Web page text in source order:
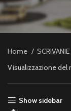
Home SCRIVANIE
Visualizzazione del
Show sidebar